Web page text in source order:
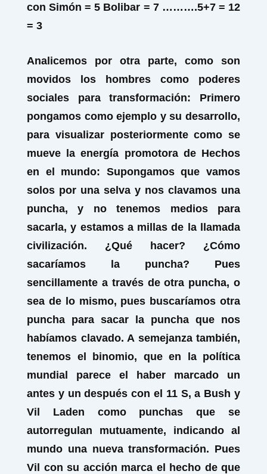
con Simón = 5 Bolibar = 7 ……….5+7 = 12
= 3
Analicemos por otra parte, como son
movidos los hombres como poderes
sociales para transformación: Primero
pongamos como ejemplo y su desarrollo,
para visualizar posteriormente como se
mueve la energía promotora de Hechos
en el mundo: Supongamos que vamos
solos por una selva y nos clavamos una
puncha, y no tenemos medios para
sacarla, y estamos a millas de la llamada
civilización. ¿Qué hacer? ¿Cómo
sacaríamos la puncha? Pues
sencillamente a través de otra puncha, o
sea de lo mismo, pues buscaríamos otra
puncha para sacar la puncha que nos
habíamos clavado. A semejanza también,
tenemos el binomio, que en la política
mundial parece el haber marcado un
antes y un después con el 11 S, a Bush y
Vil Laden como punchas que se
autorregulan mutuamente, indicando al
mundo una nueva transformación. Pues
Vil con su acción marca el hecho de que